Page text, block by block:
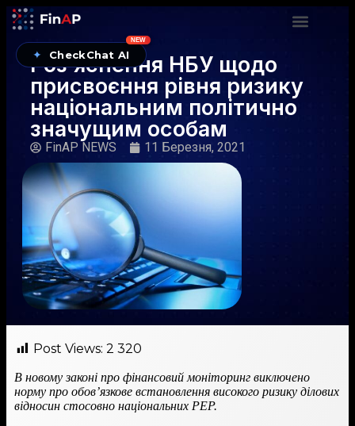
✦ CheckChat AI
NEW
Роз’яснення НБУ щодо
присвоєння рівня ризику
національним політично
значущим особам
FinAP NEWS 11 Березня, 2021
Post Views: 2 320
В новому законі про фінансовий моніторинг виключено
норму про обов’язкове встановлення високого ризику ділових
відносин стосовно національних PEP.